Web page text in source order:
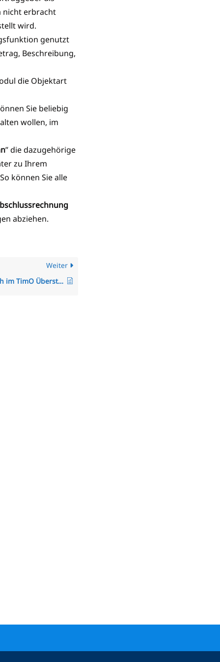
nicht erbracht
wird.
genutzt
Beschreibung,
die Objektart
Sie beliebig
wollen, im
” die dazugehörige
zu Ihrem
können Sie alle
abziehen.
Weiter
Wie kann ich im TimO Überstunden oder Minusstunden übertragen/korrigieren, auf Null stellen oder auszahlen?